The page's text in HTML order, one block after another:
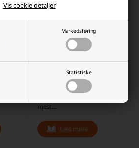
Markedsføring
Statistiske
Vis cookie detaljer
til
Med Nitecore Tube V2.0
nøgleringslygten er du
klar til at lyse op i mørket
på en pålidelig og stilfuld
måde. Uanset om du
bruger den derhjemme, i
det fri eller som en
nødhjælpslygte, kan du
stole på, at denne lille
lygte leverer kraftigt lys,
mest...
Læs mere